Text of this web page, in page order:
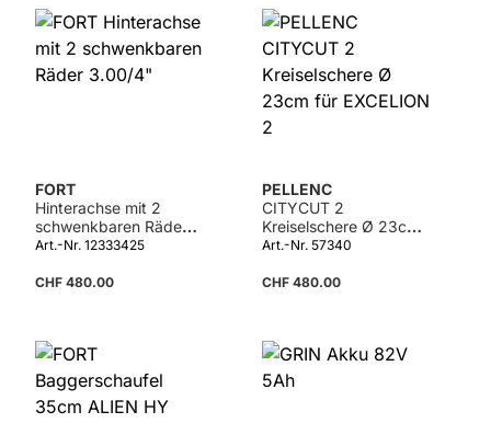
FORT
Hinterachse mit 2
schwenkbaren Räder
3.00/4"
Art.-Nr. 12333425
CHF 480.00
PELLENC
CITYCUT 2
Kreiselschere Ø 23cm
für EXCELION 2
Art.-Nr. 57340
CHF 480.00